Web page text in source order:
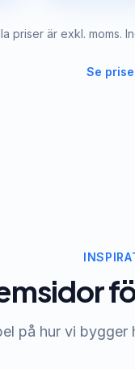
priser är exkl. moms.
Se
på hur vi